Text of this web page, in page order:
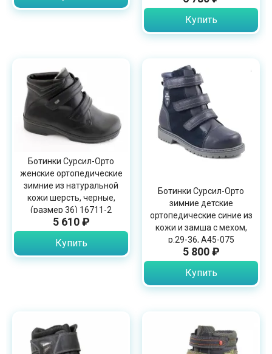
Купить
Ботинки Сурсил-Орто
женские ортопедические
зимние из натуральной
кожи шерсть, черные,
(размер 36) 16711-2
5 610 ₽
Купить
Ботинки Сурсил-Орто
зимние детские
ортопедические синие из
кожи и замша с мехом,
р.29-36, A45-075
5 800 ₽
Купить